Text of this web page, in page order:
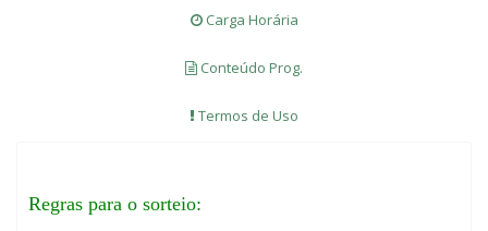
Carga Horária
Conteúdo Prog.
Termos de Uso
Regras para o sorteio: